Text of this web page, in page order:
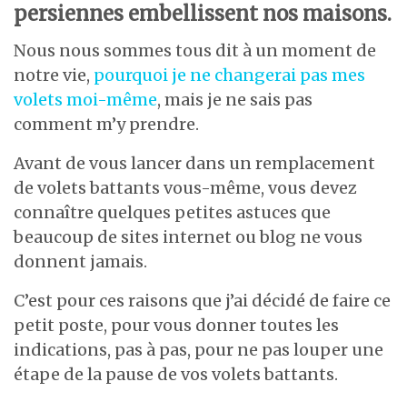
persiennes embellissent nos maisons.
Nous nous sommes tous dit à un moment de
notre vie, pourquoi je ne changerai pas mes
volets moi-même, mais je ne sais pas
comment m’y prendre.
Avant de vous lancer dans un remplacement
de volets battants vous-même, vous devez
connaître quelques petites astuces que
beaucoup de sites internet ou blog ne vous
donnent jamais.
C’est pour ces raisons que j’ai décidé de faire ce
petit poste, pour vous donner toutes les
indications, pas à pas, pour ne pas louper une
étape de la pause de vos volets battants.